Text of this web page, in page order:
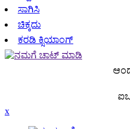
ಸಾಗಿಸಿ
ಚಿಕ್ಕದು
ಕರಡಿ ಕ್ಸಿಯಾಂಗ್
x